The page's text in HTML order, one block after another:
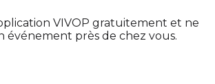
VIVOP gratuitement et ne
événement près de chez vous.